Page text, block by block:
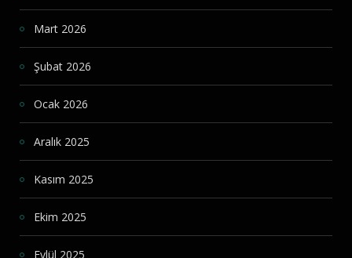
Mart 2026
Şubat 2026
Ocak 2026
Aralık 2025
Kasım 2025
Ekim 2025
Eylül 2025